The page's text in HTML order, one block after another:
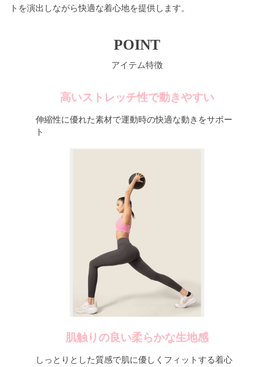
トを演出しながら快適な着心地を提供します。
POINT
アイテム特徴
高いストレッチ性で動きやすい
伸縮性に優れた素材で運動時の快適な動きをサポー
ト
肌触りの良い柔らかな生地感
しっとりとした質感で肌に優しくフィットする着心